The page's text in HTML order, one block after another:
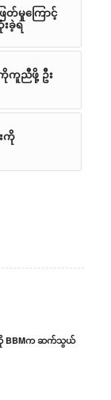
မှုကြောင့်
ခဲ့ရ
ကူညီဖို့ ဦး
ကို
BBMက ဆက်သွယ်